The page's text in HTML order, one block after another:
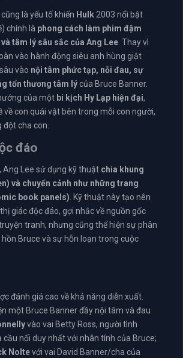
là yếu tố khiến Hulk 2003 nổi bật
chính là phong cách làm phim đậm
tâm lý sâu sắc của Ang Lee . Thay vì
vào hành động siêu anh hùng giật
vào nội tâm phức tạp, nỗi đau, sự
tổn thương tâm lýcủa Bruce Banner.
của một bi kịch Hy Lạp hiện đại,
về con quái vật bên trong mỗi con người,
đột cha con.
đáo
Ang Lee sử dụng kỹ thuật chia khung
và chuyển cảnh như những trang
book panels) . Kỹ thuật này tạo nên
giác độc đáo, gợi nhắc về nguồn gốc
tranh, nhưng cũng thể hiện sự phân
Bruce và sự hỗn loạn trong cuộc
đánh giá cao về khả năng diễn xuất.
một Bruce Banner đầy nội tâm và đau
vào vai Betty Ross, người tình
cầu nối duy nhất với nhân tính của Bruce;
Noltevới vai David Banner/cha của